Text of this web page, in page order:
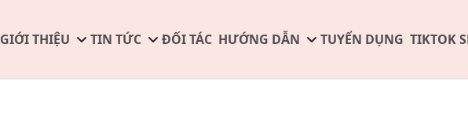
GIỚI THIỆU TIN TỨC ĐỐI TÁC HƯỚNG DẪN TUYỂN DỤNG TIKTOK